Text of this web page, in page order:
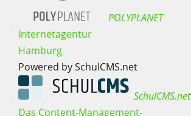
POLYPLANET
Internetagentur
Hamburg
Powered by SchulCMS.net
SchulCMS.net
Das Content-Management-